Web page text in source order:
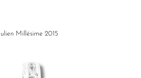
Millésime 2015